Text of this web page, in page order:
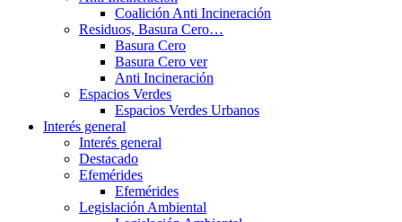
Coalición Anti Incineración
Residuos, Basura Cero…
Basura Cero
Basura Cero ver
Anti Incineración
Espacios Verdes
Espacios Verdes Urbanos
Interés general
Interés general
Destacado
Efemérides
Efemérides
Legislación Ambiental